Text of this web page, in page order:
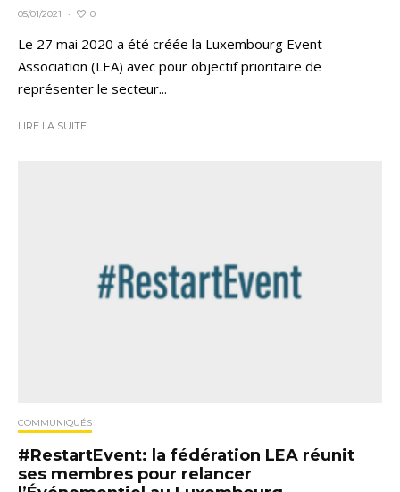
05/01/2021 · 0
Le 27 mai 2020 a été créée la Luxembourg Event
Association (LEA) avec pour objectif prioritaire de
représenter le secteur...
LIRE LA SUITE
COMMUNIQUÉS
#RestartEvent: la fédération LEA réunit
ses membres pour relancer